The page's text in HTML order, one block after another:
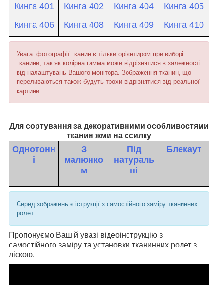
Кинга 401
Кинга 402 Кинга 404
Кинга 405
Кинга 406
Кинга 408 Кинга 409 Кинга 410
Увага: фотографії тканин є тільки орієнтиром при виборі
тканини, так як колірна гамма може відрізнятися в залежності
від налаштувань Вашого монітора. Зображення тканин, що
переливаються також будуть трохи відрізнятися від реальної
картини
Для сортування за декоративними особливостями
тканин жми на ссилку
Однотонн
і
З
малюнко
м
Під
натураль
ні
Блекаут
Серед зображень є іструкції з самостійного заміру тканинних
ролет
Пропонуємо Вашій увазі відеоінструкцію з
самостійного заміру та установки тканинних ролет з
ліскою.